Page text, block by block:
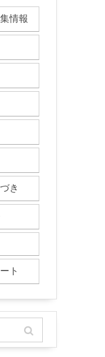
情報
き
ト